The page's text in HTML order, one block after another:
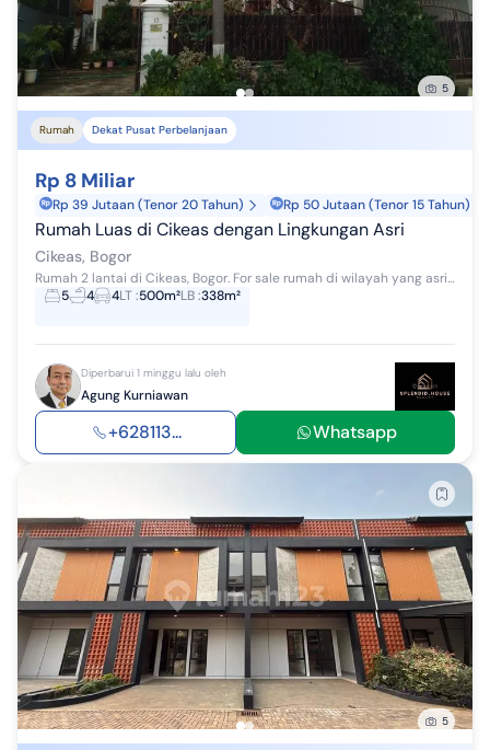
5
Rumah Dekat Pusat Perbelanjaan
Rp 8 Miliar
Rp 39 Jutaan (Tenor 20 Tahun) Rp 50 Jutaan (Tenor 15 Tahun)
Rumah Luas di Cikeas dengan Lingkungan Asri
Cikeas, Bogor
Rumah 2 lantai di Cikeas, Bogor. For sale rumah di wilayah yang asri. Properti 2 lantai ini berada di lingkungan strategis. Kategorinya adalah se...
5
4 4LT:500m²LB:338m²
Diperbarui 1 minggu lalu oleh
Agung Kurniawan
+628113... Whatsapp
5